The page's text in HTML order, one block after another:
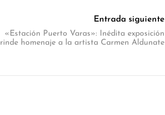
Entrada siguiente
«Estación Puerto Varas»: Inédita exposición
rinde homenaje a la artista Carmen Aldunate